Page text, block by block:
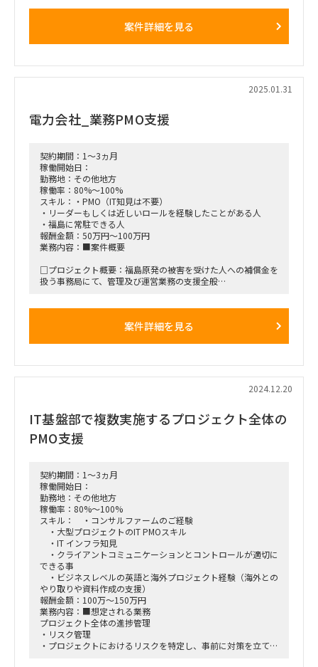
案件詳細を見る
2025.01.31
電力会社_業務PMO支援
契約期間：1～3ヵ月
稼働開始日：
勤務地：その他地方
稼働率：80%～100%
スキル：・PMO（IT知見は不要）
・リーダーもしくは近しいロールを経験したことがある人
・福島に常駐できる人
報酬金額：50万円～100万円
業務内容：■案件概要
□プロジェクト概要：福島原発の被害を受けた人への補償金を
扱う事務局にて、管理及び運営業務の支援全般
■働き方/勤務場所：福島※常駐
案件詳細を見る
2024.12.20
IT基盤部で複数実施するプロジェクト全体の
PMO支援
契約期間：1～3ヵ月
稼働開始日：
勤務地：その他地方
稼働率：80%～100%
スキル： ・コンサルファームのご経験
・大型プロジェクトのIT PMOスキル
・IT インフラ知見
・クライアントコミュニケーションとコントロールが適切に
できる事
・ビジネスレベルの英語と海外プロジェクト経験（海外との
やり取りや資料作成の支援）
報酬金額：100万～150万円
業務内容：■想定される業務
プロジェクト全体の進捗管理
・リスク管理
・プロジェクトにおけるリスクを特定し、事前に対策を立てる